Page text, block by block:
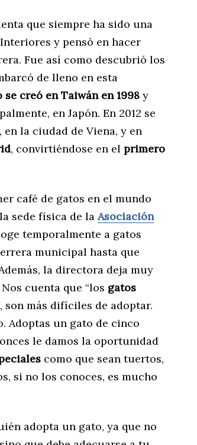
que siempre ha sido una
y pensó en hacer
Fue así como descubrió los
de lleno en esta
creó en Taiwán en 1998 y
en Japón. En 2012 se
la ciudad de Viena, y en
, convirtiéndose en el primero
café de gatos en el mundo
sede física de la Asociación
temporalmente a gatos
municipal hasta que
la directora deja muy
cuenta que “los gatos
son más difíciles de adoptar.
Adoptas un gato de cinco
le damos la oportunidad
como que sean tuertos,
si no los conoces, es mucho
adopta un gato, ya que no